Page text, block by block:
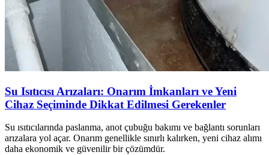
Su Isıtıcısı Arızaları: Onarım İmkanları ve Yeni
Cihaz Seçiminde Dikkat Edilmesi Gerekenler
Su ısıtıcılarında paslanma, anot çubuğu bakımı ve bağlantı sorunları
arızalara yol açar. Onarım genellikle sınırlı kalırken, yeni cihaz alımı
daha ekonomik ve güvenilir bir çözümdür.